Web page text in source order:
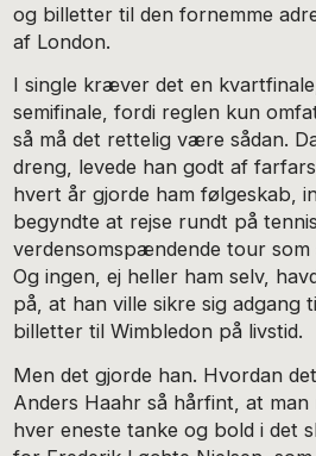
og billetter til den fornemme
af London.
I single kræver det en
semifinale, fordi reglen kun
så må det rettelig være sådan.
dreng, levede han godt af
hvert år gjorde ham følgeskab,
begyndte at rejse rundt på
verdensomspændende tour som
Og ingen, ej heller ham selv,
på, at han ville sikre sig adgang
billetter til Wimbledon på livstid.
Men det gjorde han. Hvordan
Anders Haahr så hårfint, at
hver eneste tanke og bold i det